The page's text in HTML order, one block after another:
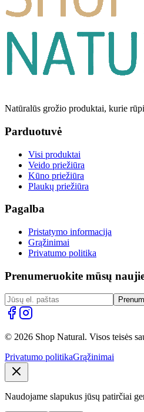
Natūralūs grožio produktai, kurie
Parduotuvė
Visi produktai
Veido priežiūra
Kūno priežiūra
Plaukų priežiūra
Pagalba
Pristatymo informacija
Grąžinimai
Privatumo politika
Prenumeruokite mūsų
© 2026 Shop Natural. Visos teisės
Privatumo politikaGrąžinimai
Naudojame slapukus jūsų patirčiai